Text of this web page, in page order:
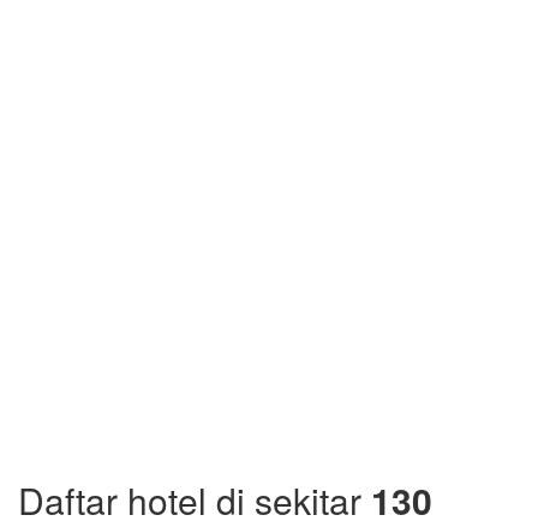
Daftar hotel di sekitar 130